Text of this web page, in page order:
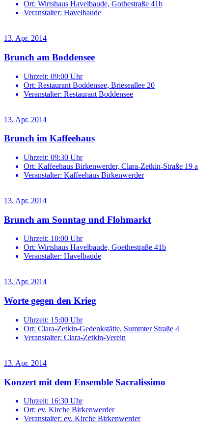
Ort: Wirtshaus Havelbaude, Gothestraße 41b
Veranstalter: Havelbaude
13. Apr. 2014
Brunch am Boddensee
Uhrzeit: 09:00 Uhr
Ort: Restaurant Boddensee, Brieseallee 20
Veranstalter: Restaurant Boddensee
13. Apr. 2014
Brunch im Kaffeehaus
Uhrzeit: 09:30 Uhr
Ort: Kaffeehaus Birkenwerder, Clara-Zetkin-Straße 19 a
Veranstalter: Kaffeehaus Birkenwerder
13. Apr. 2014
Brunch am Sonntag und Flohmarkt
Uhrzeit: 10:00 Uhr
Ort: Wirtshaus Havelbaude, Goethestraße 41b
Veranstalter: Havelbaude
13. Apr. 2014
Worte gegen den Krieg
Uhrzeit: 15:00 Uhr
Ort: Clara-Zetkin-Gedenkstätte, Summter Straße 4
Veranstalter: Clara-Zetkin-Verein
13. Apr. 2014
Konzert mit dem Ensemble Sacralissimo
Uhrzeit: 16:30 Uhr
Ort: ev. Kirche Birkenwerder
Veranstalter: ev. Kirche Birkenwerder